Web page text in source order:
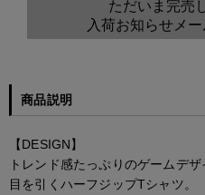
ただいま完売
入荷お知らせメー
商品説明
【DESIGN】
トレンド感たっぷりのゲームデ
目を引くハーフジップTシャツ。